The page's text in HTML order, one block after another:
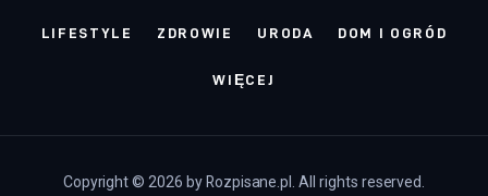
LIFESTYLE ZDROWIE URODA DOM I OGRÓD
WIĘCEJ
Copyright © 2026 by Rozpisane.pl. All rights reserved.